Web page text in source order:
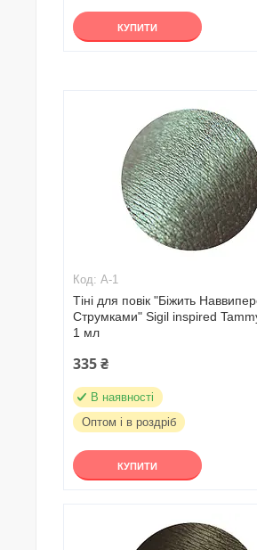
КУПИТИ
А-1
Тіні для повік "Біжить
Струмками" Sigil inspired
1 мл
335 ₴
В наявності
Оптом і в роздріб
КУПИТИ